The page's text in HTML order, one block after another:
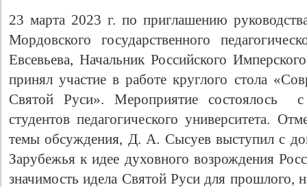
23 марта 2023 г. по приглашению
Мордовского государственного
Евсевьева, Начальник Российского
принял участие в работе круглого стола
Святой Руси». Мероприятие состоялось с
студентов педагогического университета.
темы обсуждения, Д. А. Сысуев выступил с
Зарубежья к идее духовного возрождения
значимость идела Святой Руси для прошлого,